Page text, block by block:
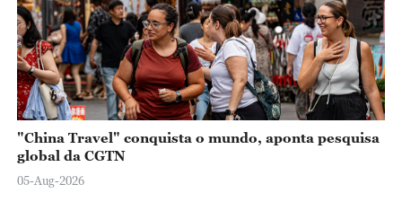
"China Travel" conquista o mundo, aponta pesquisa
global da CGTN
05-Aug-2026